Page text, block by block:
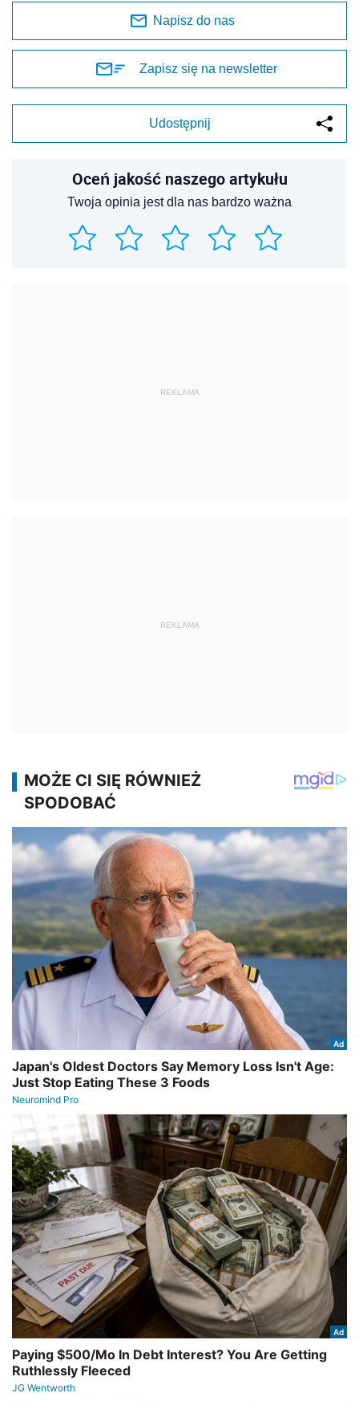
Napisz do nas
Zapisz się na newsletter
Udostępnij
Oceń jakość naszego artykułu
Twoja opinia jest dla nas bardzo ważna
REKLAMA
REKLAMA